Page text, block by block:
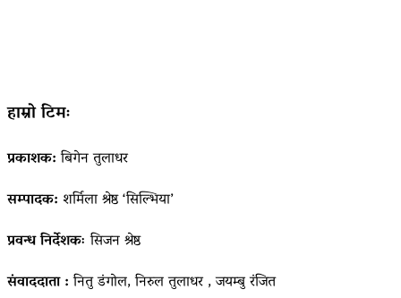
हाम्रो टिमः
प्रकाशक:बिगेन तुलाधर
सम्पादक: शर्मिला श्रेष्ठ ‘सिल्भिया’
प्रवन्ध निर्देशकःसिजन श्रेष्ठ
संवाददाता :नितु डंगोल, निरुल तुलाधर , जयम्बु रंजित